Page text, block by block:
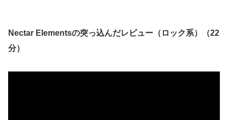
Nectar Elementsの突っ込んだレビュー（ロック系）（22
分）